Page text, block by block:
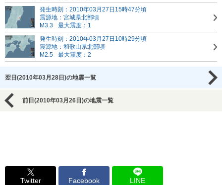
発生時刻：2010年03月27日15時47分頃
震源地：宮城県北部頃
M3.3
最大震度：1
発生時刻：2010年03月27日10時29分頃
震源地：和歌山県北部頃
M2.5
最大震度：2
翌日(2010年03月28日)の地震一覧
前日(2010年03月26日)の地震一覧
Twitter Facebook LINE